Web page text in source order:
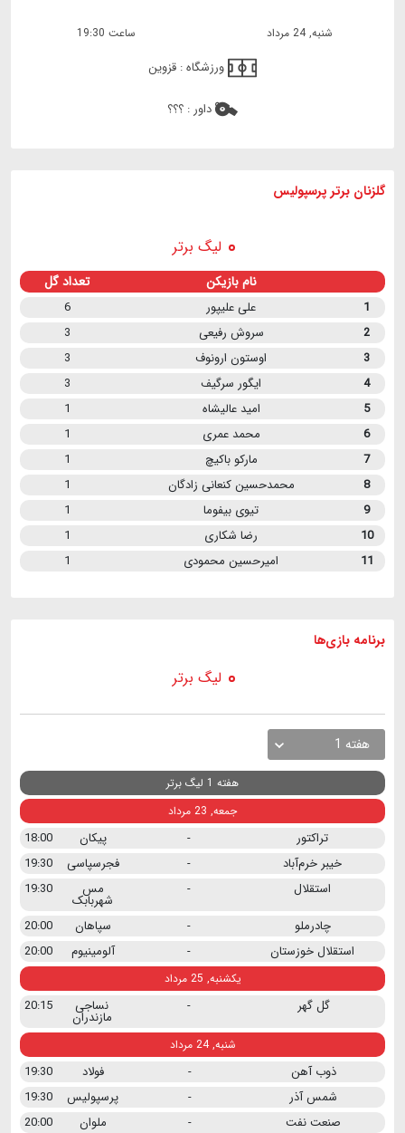
شنبه, 24 مرداد ساعت 19:30
ورزشگاه : قزوین
داور : ؟؟؟
گلزنان برتر پرسپولیس
لیگ برتر
نام بازیکن تعداد گل
1 علی علیپور
6
2
سروش رفیعی
3
3
اوستون ارونوف
3
4
ایگور سرگیف
3
5
امید عالیشاه
1
6
محمد عمری
1
7
مارکو باکیچ
1
8
محمدحسین کنعانی زادگان
1
9
تیوی بیفوما
1
10
رضا شکاری
1
11
امیرحسین محمودی 1
برنامه بازی ها
لیگ برتر
هفته 1
هفته 1 لیگ برتر
جمعه, 23 مرداد
تراکتور - پیکان
18:00
خیبر خرم‌آباد
- فجرسپاسی
19:30
استقلال
- مس
شهربابک
19:30
چادرملو
- سپاهان
20:00
استقلال خوزستان
- آلومینیوم 20:00
یکشنبه, 25 مرداد
گل گهر - نساجی
مازندران
20:15
شنبه, 24 مرداد
ذوب آهن - فولاد
19:30
شمس آذر
- پرسپولیس
19:30
صنعت نفت
- ملوان 20:00